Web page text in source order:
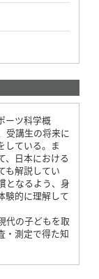
ーツ科学概
受講生の将来に
している。ま
、日本における
も解説してい
となるよう、身
験的に理解して
代の子どもを取
・測定で得た知